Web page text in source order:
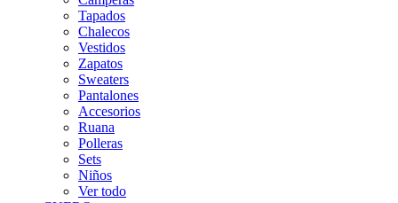
Tapados
Chalecos
Vestidos
Zapatos
Sweaters
Pantalones
Accesorios
Ruana
Polleras
Sets
Niños
Ver todo